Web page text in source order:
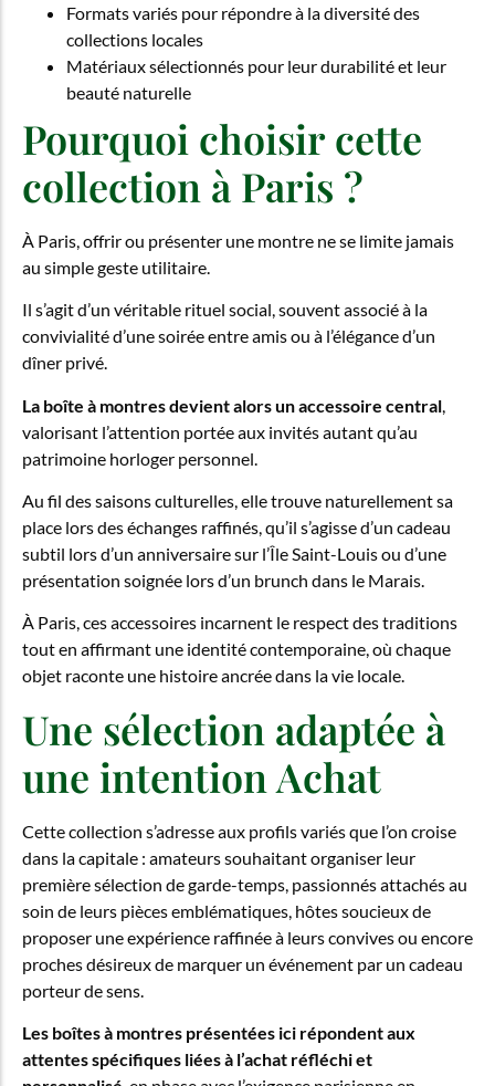
Formats variés pour répondre à la diversité des
collections locales
Matériaux sélectionnés pour leur durabilité et leur
beauté naturelle
Pourquoi choisir cette
collection à Paris ?
À Paris, offrir ou présenter une montre ne se limite jamais
au simple geste utilitaire.
Il s’agit d’un véritable rituel social, souvent associé à la
convivialité d’une soirée entre amis ou à l’élégance d’un
dîner privé.
La boîte à montres devient alors un accessoire central
valorisant l’attention portée aux invités autant qu’au
patrimoine horloger personnel.
Au fil des saisons culturelles, elle trouve naturellement sa
place lors des échanges raffinés, qu’il s’agisse d’un cadeau
subtil lors d’un anniversaire sur l’Île Saint-Louis ou d’une
présentation soignée lors d’un brunch dans le Marais.
À Paris, ces accessoires incarnent le respect des traditions
tout en affirmant une identité contemporaine, où chaque
objet raconte une histoire ancrée dans la vie locale.
Une sélection adaptée à
une intention Achat
Cette collection s’adresse aux profils variés que l’on croise
dans la capitale : amateurs souhaitant organiser leur
première sélection de garde-temps, passionnés attachés au
soin de leurs pièces emblématiques, hôtes soucieux de
proposer une expérience raffinée à leurs convives ou encore
proches désireux de marquer un événement par un cadeau
porteur de sens.
Les boîtes à montres présentées ici répondent aux
attentes spécifiques liées à l’achat réfléchi et